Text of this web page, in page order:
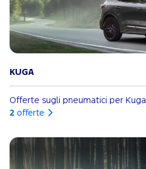
KUGA
Offerte sugli pneumatici per Kuga
2 offerte